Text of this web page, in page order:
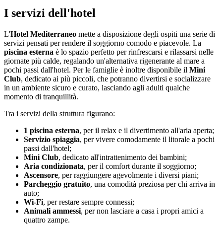
I servizi dell'hotel
L'Hotel Mediterraneo mette a disposizione degli ospiti una serie di
servizi pensati per rendere il soggiorno comodo e piacevole. La
piscina esterna è lo spazio perfetto per rinfrescarsi e rilassarsi nelle
giornate più calde, regalando un'alternativa rigenerante al mare a
pochi passi dall'hotel. Per le famiglie è inoltre disponibile il Mini
Club, dedicato ai più piccoli, che potranno divertirsi e socializzare
in un ambiente sicuro e curato, lasciando agli adulti qualche
momento di tranquillità.
Tra i servizi della struttura figurano:
1 piscina esterna, per il relax e il divertimento all'aria aperta;
Servizio spiaggia, per vivere comodamente il litorale a pochi
passi dall'hotel;
Mini Club, dedicato all'intrattenimento dei bambini;
Aria condizionata, per il comfort durante il soggiorno;
Ascensore, per raggiungere agevolmente i diversi piani;
Parcheggio gratuito, una comodità preziosa per chi arriva in
auto;
Wi-Fi, per restare sempre connessi;
Animali ammessi, per non lasciare a casa i propri amici a
quattro zampe.